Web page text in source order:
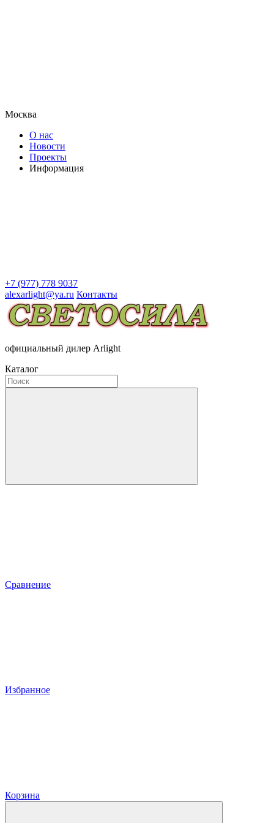
Москва
О нас
Новости
Проекты
Информация
+7 (977) 778 9037
alexarlight@ya.ru Контакты
официальный дилер Arlight
Каталог
Сравнение
Избранное
Корзина